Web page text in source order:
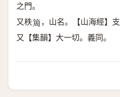
之門。
又柣𥮐 ，山名。【山海經】
又【集韻】大一切。義同。